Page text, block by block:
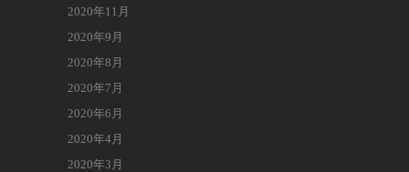
2020年11月
2020年9月
2020年8月
2020年7月
2020年6月
2020年4月
2020年3月